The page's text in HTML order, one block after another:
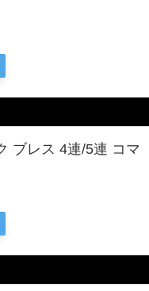
ブレス 4連/5連 コマ